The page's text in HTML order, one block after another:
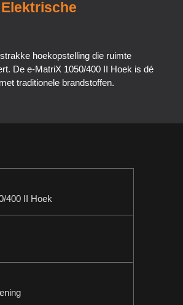
hoekopstelling die ruimte
De e-MatriX 1050/400 II Hoek is dé
traditionele brandstoffen.
400 II Hoek